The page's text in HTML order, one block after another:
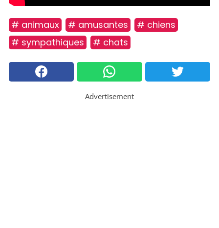
# animaux # amusantes
# chiens
# sympathiques
# chats
Advertisement